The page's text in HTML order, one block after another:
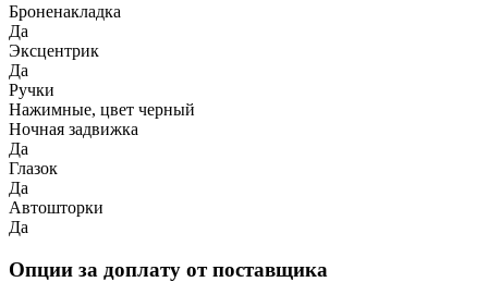
Броненакладка
Да
Эксцентрик
Да
Ручки
Нажимные, цвет черный
Ночная задвижка
Да
Глазок
Да
Автошторки
Да
Опции за доплату от поставщика